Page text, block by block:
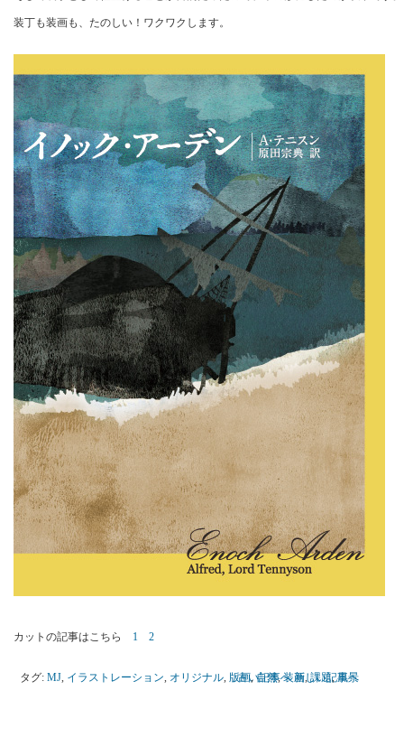
装丁も装画も、たのしい！ワクワクします。
カットの記事はこちら 1 2
古い記事へ 新しい記事へ
タグ: MJ, イラストレーション, オリジナル, 版画,自然,装画,課題,風景